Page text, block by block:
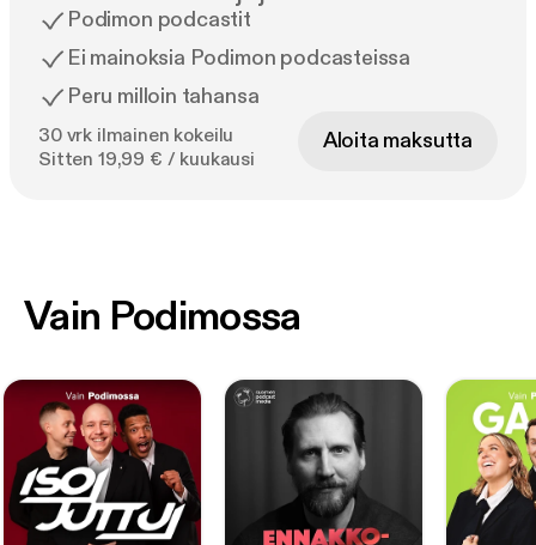
Podimon podcastit
Ei mainoksia Podimon podcasteissa
Peru milloin tahansa
30 vrk ilmainen kokeilu
Sitten 19,99 € / kuukausi
Aloita maksutta
Vain Podimossa